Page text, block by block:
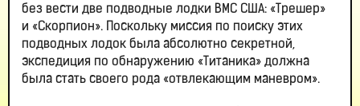
без вести две подводные лодки ВМС США: «Трешер»
и «Скорпион». Поскольку миссия по поиску этих
подводных лодок была абсолютно секретной,
экспедиция по обнаружению «Титаника» должна
была стать своего рода «отвлекающим маневром».